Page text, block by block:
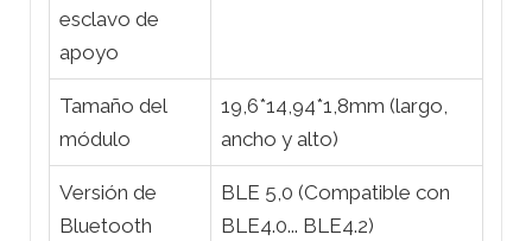
esclavo de
apoyo
Tamaño del
módulo
19,6*14,94*1,8mm (largo,
ancho y alto)
Versión de
Bluetooth
BLE 5,0 (Compatible con
BLE4.0... BLE4.2)